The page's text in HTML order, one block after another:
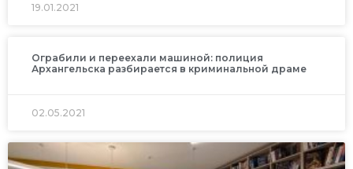
19.01.2021
Ограбили и переехали машиной: полиция
Архангельска разбирается в криминальной драме
02.05.2021